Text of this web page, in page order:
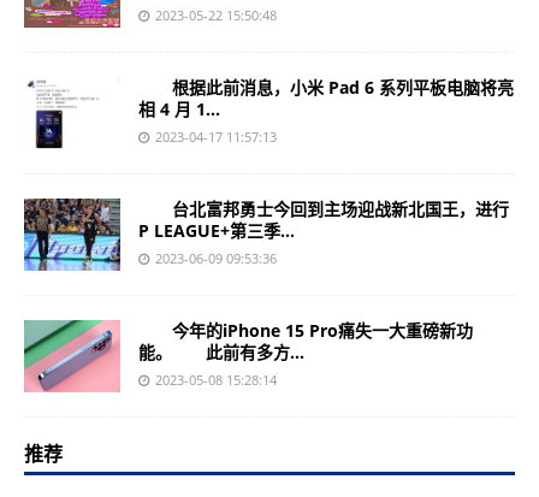
2023-05-22 15:50:48
根据此前消息，小米 Pad 6 系列平板电脑将亮
相 4 月 1...
2023-04-17 11:57:13
台北富邦勇士今回到主场迎战新北国王，进行
P LEAGUE+第三季...
2023-06-09 09:53:36
今年的iPhone 15 Pro痛失一大重磅新功
能。 此前有多方...
2023-05-08 15:28:14
推荐